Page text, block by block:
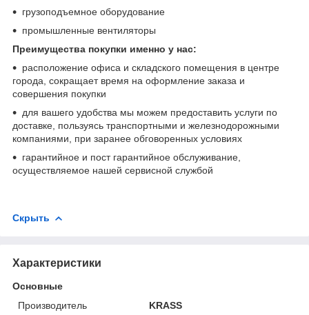
грузоподъемное оборудование
промышленные вентиляторы
Преимущества покупки именно у нас:
расположение офиса и складского помещения в центре
города, сокращает время на оформление заказа и
совершения покупки
для вашего удобства мы можем предоставить услуги по
доставке, пользуясь транспортными и железнодорожными
компаниями, при заранее обговоренных условиях
гарантийное и пост гарантийное обслуживание,
осуществляемое нашей сервисной службой
Скрыть
Характеристики
Основные
Производитель
KRASS